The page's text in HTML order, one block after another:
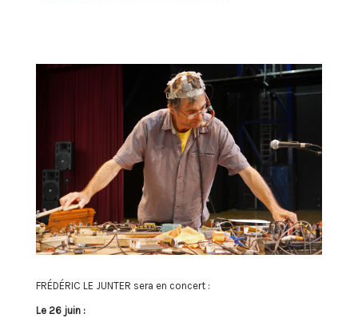
FRÉDÉRIC LE JUNTER sera en concert :
Le 26 juin :